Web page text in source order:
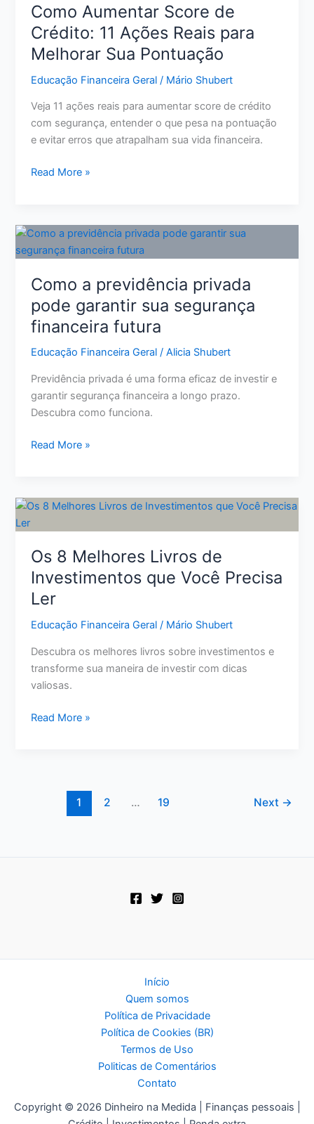
Como Aumentar Score de
Crédito: 11 Ações Reais para
Melhorar Sua Pontuação
Educação Financeira Geral / Mário Shubert
Veja 11 ações reais para aumentar score de crédito
com segurança, entender o que pesa na pontuação
e evitar erros que atrapalham sua vida financeira.
Como
de
Crédito:
11
Reais
para
Melhorar
Pontuação
Read More »
Como a previdência privada
pode garantir sua segurança
financeira futura
Educação Financeira Geral /Alicia Shubert
Previdência privada é uma forma eficaz de investir e
garantir segurança financeira a longo prazo.
Descubra como funciona.
Como
privada
pode
garantir
segurança
financeira
futura
Read More »
Os 8 Melhores Livros de
Investimentos que Você Precisa
Ler
Educação Financeira Geral / Mário Shubert
Descubra os melhores livros sobre investimentos e
transforme sua maneira de investir com dicas
valiosas.
Os
Investimentos
Read More »
1 2 … 19 Next →
Início
Quem somos
Política de Privacidade
Política de Cookies (BR)
Termos de Uso
Politicas de Comentários
Contato
Copyright © 2026 Dinheiro na Medida | Finanças pessoais |